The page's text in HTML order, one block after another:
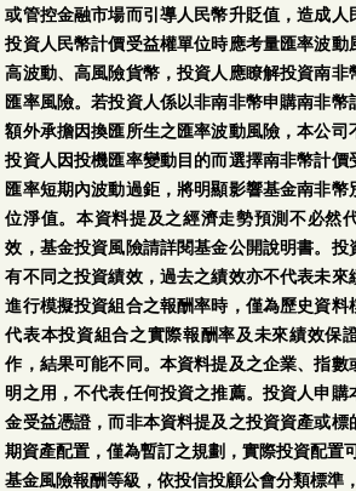
或管控金融市場而引導人民幣升貶值，造成人
投資人民幣計價受益權單位時應考量匯率波動
高波動、高風險貨幣，投資人應瞭解投資南非
匯率風險。若投資人係以非南非幣申購南非幣
額外承擔因換匯所生之匯率波動風險，本公司
投資人因投機匯率變動目的而選擇南非幣計價
匯率短期內波動過鉅，將明顯影響基金南非幣
位淨值。本資料提及之經濟走勢預測不必然
效，基金投資風險請詳閱基金公開說明書。投
有不同之投資績效，過去之績效亦不代表未來
進行模擬投資組合之報酬率時，僅為歷史資料
代表本投資組合之實際報酬率及未來績效保
作，結果可能不同。本資料提及之企業、指數
明之用，不代表任何投資之推薦。投資人申購
金受益憑證，而非本資料提及之投資資產或標
期資產配置，僅為暫訂之規劃，實際投資配置
基金風險報酬等級，依投信投顧公會分類標準